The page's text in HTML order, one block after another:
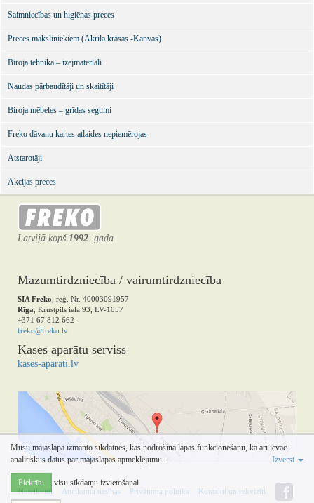
Mūsu mājaslapa izmanto sīkdatnes, kas nodrošina lapas funkcionēšanu, kā arī ievāc
analītiskus datus par mājaslapas apmeklējumu.
Izvērst
Piekrītu visu sīkdatņu izvietošanai
Saimniecības un higiēnas preces
Preces māksliniekiem (Akrila krāsas -Kanvas)
Biroja tehnika – izejmateriāli
Naudas pārbaudītāji un skaitītāji
Biroja mēbeles – grīdas segumi
Freko dāvanu kartes atlaides nepiemērojas
Atstarotāji
Akcijas preces
Latvijā kopš 1992. gada
Mazumtirdzniecība / vairumtirdzniecība
SIA Freko , reģ. Nr. 40003091957
Rīga , Krustpils iela 93, LV-1057
+371 67 812 662
freko@freko.lv
Kases aparātu serviss
kases-aparati.lv
Noteikumi Atteikuma tiesības Privātuma politika Kontakti un rekvizīti